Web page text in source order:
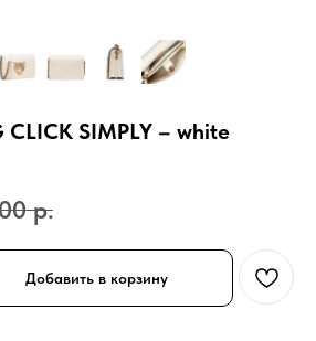
CLICK SIMPLY – white
р.
Добавить в корзину